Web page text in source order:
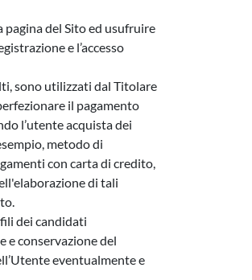
pagina del Sito ed usufruire
e l’accesso
sono utilizzati dal Titolare
il pagamento
l’utente acquista dei
metodo di
con carta di credito,
di tali
dei candidati
e conservazione del
eventualmente e